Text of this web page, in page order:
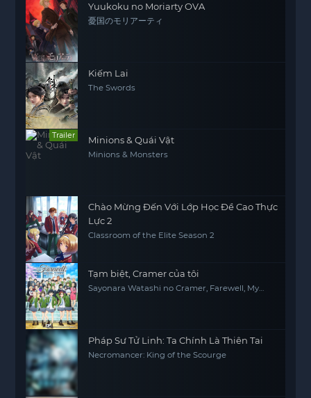
Yuukoku no Moriarty OVA
憂国のモリアーティ
Kiếm Lai
The Swords
Trailer Minions & Quái Vật
Minions & Monsters
Chào Mừng Đến Với Lớp Học Đề Cao Thực
Lực 2
Classroom of the Elite Season 2
Tạm biệt, Cramer của tôi
Sayonara Watashi no Cramer, Farewell, My
Pháp Sư Tử Linh: Ta Chính Là Thiên Tai
Necromancer: King of the Scourge